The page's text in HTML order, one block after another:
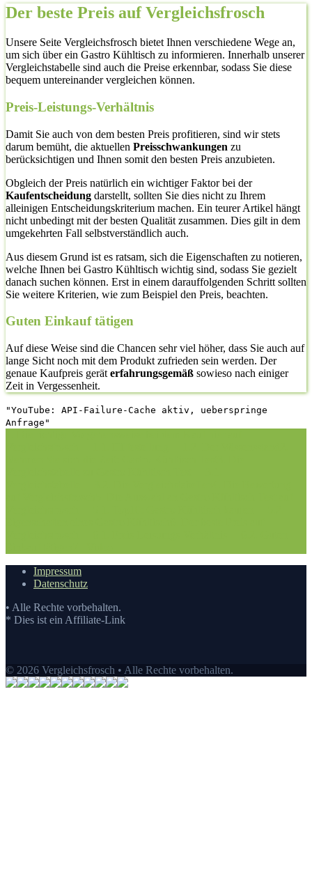
Der beste Preis auf Vergleichsfrosch
Unsere Seite Vergleichsfrosch bietet Ihnen verschiedene Wege an,
um sich über ein Gastro Kühltisch zu informieren. Innerhalb unserer
Vergleichstabelle sind auch die Preise erkennbar, sodass Sie diese
bequem untereinander vergleichen können.
Preis-Leistungs-Verhältnis
Damit Sie auch von dem besten Preis profitieren, sind wir stets
darum bemüht, die aktuellen Preisschwankungen zu
berücksichtigen und Ihnen somit den besten Preis anzubieten.
Obgleich der Preis natürlich ein wichtiger Faktor bei der
Kaufentscheidung darstellt, sollten Sie dies nicht zu Ihrem
alleinigen Entscheidungskriterium machen. Ein teurer Artikel hängt
nicht unbedingt mit der besten Qualität zusammen. Dies gilt in dem
umgekehrten Fall selbstverständlich auch.
Aus diesem Grund ist es ratsam, sich die Eigenschaften zu notieren,
welche Ihnen bei Gastro Kühltisch wichtig sind, sodass Sie gezielt
danach suchen können. Erst in einem darauffolgenden Schritt sollten
Sie weitere Kriterien, wie zum Beispiel den Preis, beachten.
Guten Einkauf tätigen
Auf diese Weise sind die Chancen sehr viel höher, dass Sie auch auf
lange Sicht noch mit dem Produkt zufrieden sein werden. Der
genaue Kaufpreis gerät erfahrungsgemäß sowieso nach einiger
Zeit in Vergessenheit.
"YouTube: API-Failure-Cache aktiv, ueberspringe
Anfrage"
Impressum
Datenschutz
• Alle Rechte vorbehalten.
* Dies ist ein Affiliate-Link
© 2026 Vergleichsfrosch • Alle Rechte vorbehalten.